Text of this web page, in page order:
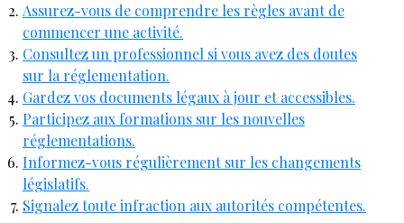
Assurez-vous de comprendre les règles avant de
commencer une activité.
Consultez un professionnel si vous avez des doutes
sur la réglementation.
Gardez vos documents légaux à jour et accessibles.
Participez aux formations sur les nouvelles
réglementations.
Informez-vous régulièrement sur les changements
législatifs.
Signalez toute infraction aux autorités compétentes.